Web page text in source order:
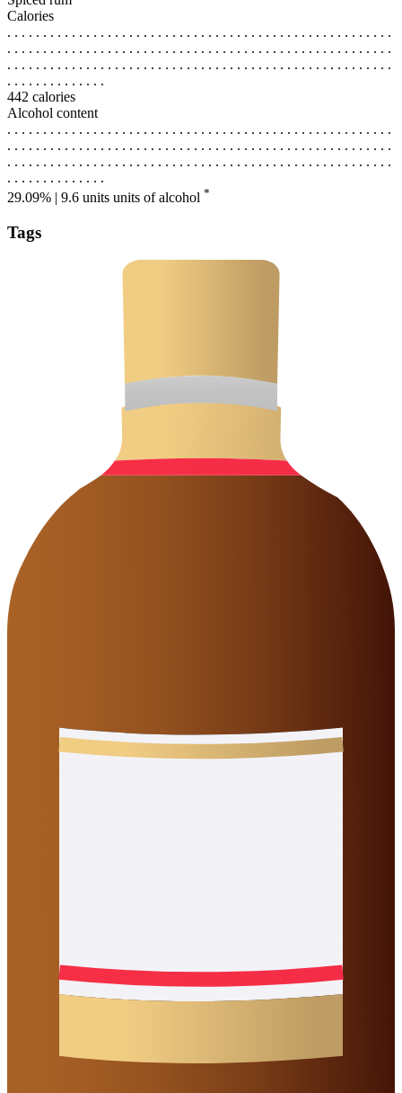
Calories
. . . . . . . . . . . . . . . . . . . . . . . . . . . . . . . . . . . . . . . . . . . . . . . . . . . . . .
. . . . . . . . . . . . . . . . . . . . . . . . . . . . . . . . . . . . . . . . . . . . . . . . . . . . . .
. . . . . . . . . . . . . . . . . . . . . . . . . . . . . . . . . . . . . . . . . . . . . . . . . . . . . .
. . . . . . . . . . . . . .
442 calories
Alcohol content
. . . . . . . . . . . . . . . . . . . . . . . . . . . . . . . . . . . . . . . . . . . . . . . . . . . . . .
. . . . . . . . . . . . . . . . . . . . . . . . . . . . . . . . . . . . . . . . . . . . . . . . . . . . . .
. . . . . . . . . . . . . . . . . . . . . . . . . . . . . . . . . . . . . . . . . . . . . . . . . . . . . .
. . . . . . . . . . . . . .
29.09% | 9.6 units units of alcohol *
Tags